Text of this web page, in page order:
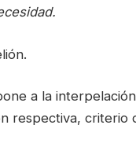
a la
respectiva, criterio